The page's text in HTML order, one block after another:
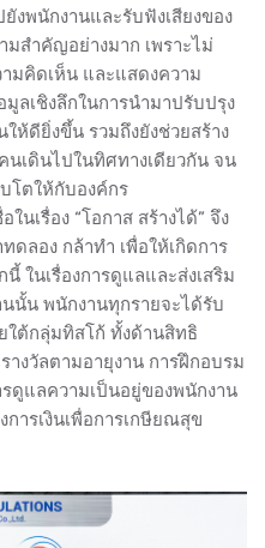
งพนักงานและรับฟังเสียงของ
มสำคัญอย่างมาก เพราะไม่
มคิดเห็น และแสดงความ
ลเชิงลึกในการนำมาปรับปรุง
ห้ดียิ่งขึ้น รวมถึงยังช่วยสร้าง
นเดินไปในทิศทางเดียวกัน จน
โตให้กับองค์กร
นเรื่อง “โอกาส สร้างได้” จึง
ดลอง กล้าทำ เพื่อให้เกิดการ
ในเรื่องการดูแลและส่งเสริม
นั้น พนักงานทุกรายจะได้รับ
ใต้กลุ่มทิสโก้ ทั้งด้านสิทธิ
งวัลตามอายุงาน การฝึกอบรม
ดูแลความเป็นอยู่ของพนักงาน
ารเงินเพื่อการเกษียณสุข